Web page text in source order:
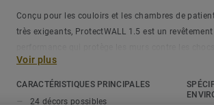
Conçu pour les couloirs et les chambres de
très exigeants, ProtectWALL 1.5 est un
produits chimiques. Souple et facile à installer
rigides), il contribue à réduire les coûts de
limitant les dommages aux murs. Il est traité
Voir plus
CARACTÉRISTIQUES PRINCIPALES
24 décors possibles